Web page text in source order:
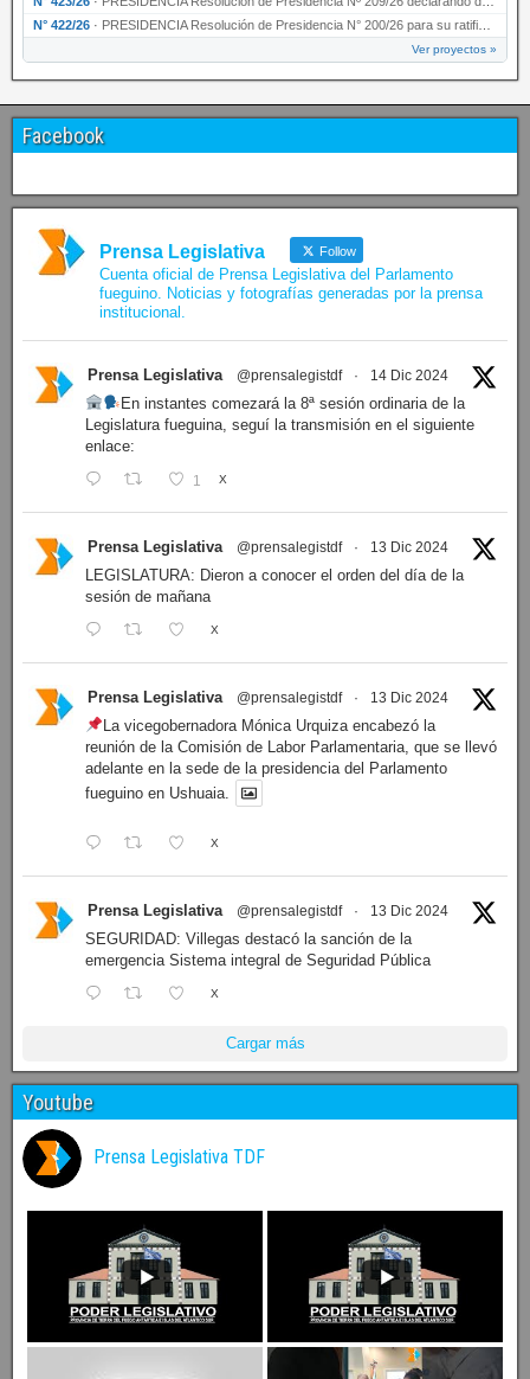
N° 422/26 · PRESIDENCIA Resolución de Presidencia N° 200/26 para su ratificación.
Ver proyectos »
Facebook
Prensa Legislativa Follow
Cuenta oficial de Prensa Legislativa del Parlamento
fueguino. Noticias y fotografías generadas por la prensa
institucional.
Prensa Legislativa @prensalegistdf · 14 Dic 2024
En instantes comezará la 8ª sesión ordinaria de la
Legislatura fueguina, seguí la transmisión en el siguiente
enlace:
1 X
Prensa Legislativa @prensalegistdf · 13 Dic 2024
LEGISLATURA: Dieron a conocer el orden del día de la
sesión de mañana
X
Prensa Legislativa @prensalegistdf · 13 Dic 2024
La vicegobernadora Mónica Urquiza encabezó la
reunión de la Comisión de Labor Parlamentaria, que se llevó
adelante en la sede de la presidencia del Parlamento
fueguino en Ushuaia.
X
Prensa Legislativa @prensalegistdf · 13 Dic 2024
SEGURIDAD: Villegas destacó la sanción de la
emergencia Sistema integral de Seguridad Pública
X
Cargar más
Youtube
Prensa Legislativa TDF